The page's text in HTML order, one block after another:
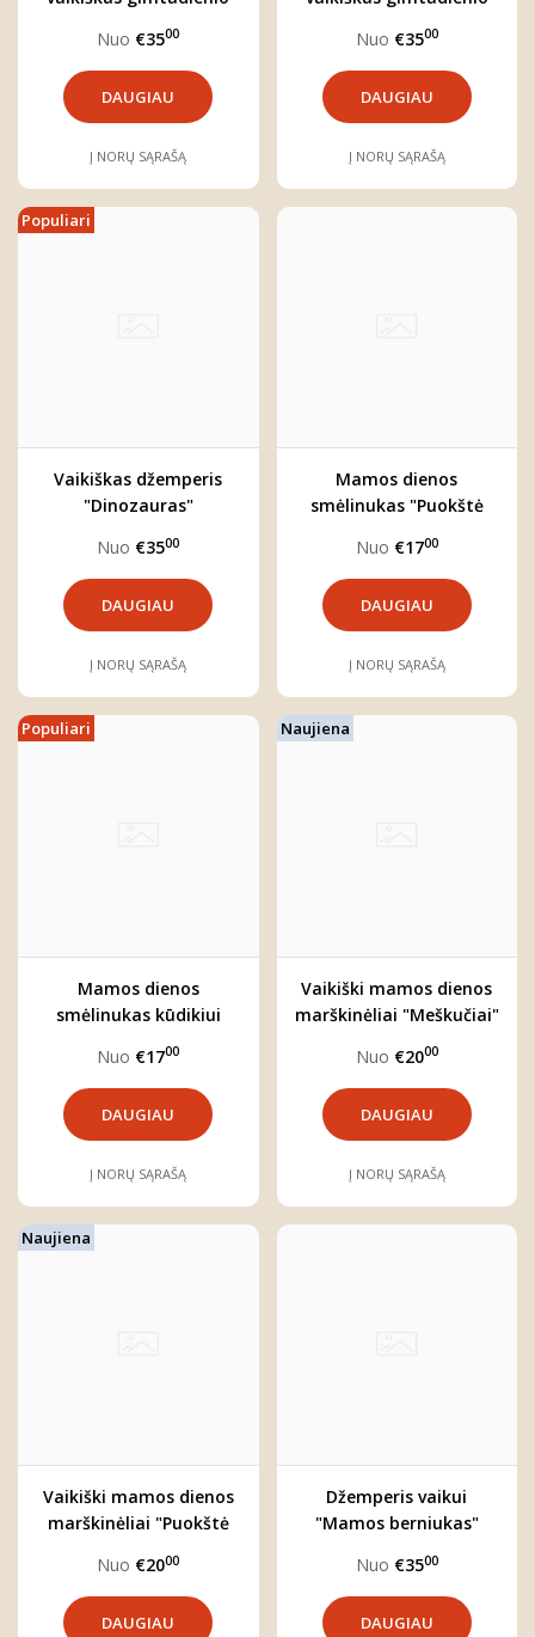
šventė"
Nuo €3500
DAUGIAU
Į NORŲ SĄRAŠĄ
Nuo €3500
DAUGIAU
Į NORŲ SĄRAŠĄ
Populiari
Vaikiškas džemperis
"Dinozauras"
Nuo €3500
DAUGIAU
Į NORŲ SĄRAŠĄ
Mamos dienos
smėlinukas "Puokštė
Nuo €1700
DAUGIAU
Į NORŲ SĄRAŠĄ
Populiari
Mamos dienos
smėlinukas kūdikiui
Nuo €1700
DAUGIAU
Į NORŲ SĄRAŠĄ
Naujiena
Vaikiški mamos dienos
marškinėliai "Meškučiai"
Nuo €2000
DAUGIAU
Į NORŲ SĄRAŠĄ
Naujiena
Vaikiški mamos dienos
marškinėliai "Puokštė
Nuo €2000
DAUGIAU
Džemperis vaikui
"Mamos berniukas"
Nuo €3500
DAUGIAU